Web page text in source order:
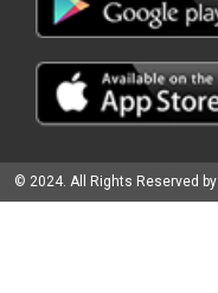
© 2024. All Rights Reserved by